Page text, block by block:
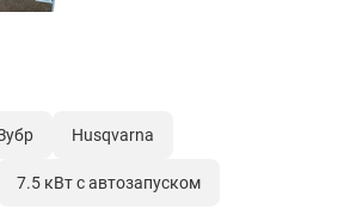
Husqvarna
7.5 кВт с автозапуском